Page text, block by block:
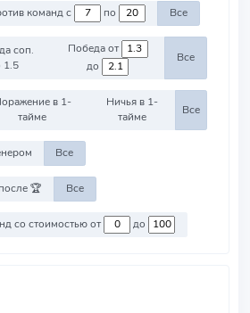
Против команд с по Все
соп.
1.5
Победа от
до
Все
в 1-
тайме
Ничья в 1-
тайме
Все
Все
🏆 Все
Против команд со стоимостью от до